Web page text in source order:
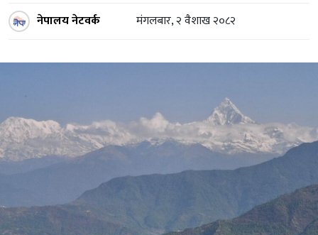
नेपालय नेटवर्क मंगलबार, २ वैशाख २०८२